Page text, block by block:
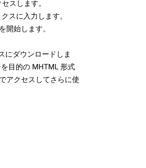
スします。
スに入力します。
開始します。
にダウンロードしま
目的の MHTML 形式
アクセスしてさらに使